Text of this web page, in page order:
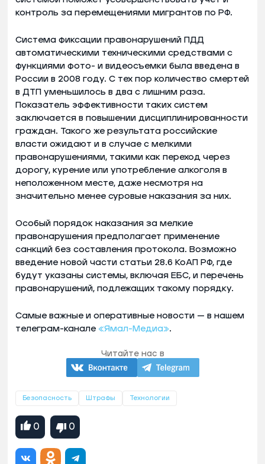
контроль за перемещениями мигрантов по РФ.
Система фиксации правонарушений ПДД
автоматическими техническими средствами с
функциями фото- и видеосъемки была введена в
России в 2008 году. С тех пор количество смертей
в ДТП уменьшилось в два с лишним раза.
Показатель эффективности таких систем
заключается в повышении дисциплинированности
граждан. Такого же результата российские
власти ожидают и в случае с мелкими
правонарушениями, такими как переход через
дорогу, курение или употребление алкоголя в
неположенном месте, даже несмотря на
значительно менее суровые наказания за них.
Особый порядок наказания за мелкие
правонарушения предполагает применение
санкций без составления протокола. Возможно
введение новой части статьи 28.6 КоАП РФ, где
будут указаны системы, включая ЕБС, и перечень
правонарушений, подлежащих такому порядку.
Самые важные и оперативные новости — в нашем
телеграм-канале «Ямал-Медиа».
Читайте нас в
Безопасность Штрафы Технологии
0 0